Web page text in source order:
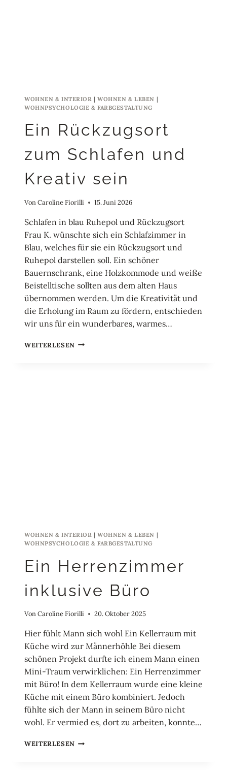
WOHNEN & INTERIOR |WOHNEN & LEBEN |
WOHNPSYCHOLOGIE & FARBGESTALTUNG
Ein Rückzugsort
zum Schlafen und
Kreativ sein
VonCaroline Fiorilli 15. Juni 2026
Schlafen in blau Ruhepol und Rückzugsort
Frau K. wünschte sich ein Schlafzimmer in
Blau, welches für sie ein Rückzugsort und
Ruhepol darstellen soll. Ein schöner
Bauernschrank, eine Holzkommode und weiße
Beistelltische sollten aus dem alten Haus
übernommen werden. Um die Kreativität und
die Erholung im Raum zu fördern, entschieden
wir uns für ein wunderbares, warmes…
WEITERLESEN EIN
WOHNEN & INTERIOR |WOHNEN & LEBEN |
WOHNPSYCHOLOGIE & FARBGESTALTUNG
Ein Herrenzimmer
inklusive Büro
VonCaroline Fiorilli 20. Oktober 2025
Hier fühlt Mann sich wohl Ein Kellerraum mit
Küche wird zur Männerhöhle Bei diesem
schönen Projekt durfte ich einem Mann einen
Mini-Traum verwirklichen: Ein Herrenzimmer
mit Büro! In dem Kellerraum wurde eine kleine
Küche mit einem Büro kombiniert. Jedoch
fühlte sich der Mann in seinem Büro nicht
wohl. Er vermied es, dort zu arbeiten, konnte…
WEITERLESEN EIN